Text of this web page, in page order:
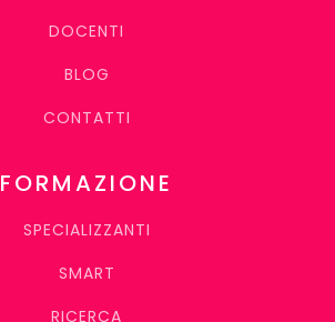
DOCENTI
BLOG
CONTATTI
FORMAZIONE
SPECIALIZZANTI
SMART
RICERCA